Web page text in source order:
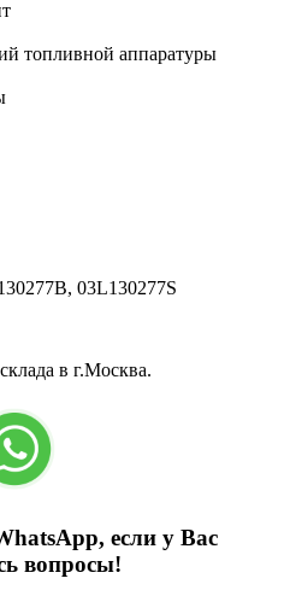
топливной аппаратуры
03L130277S
в г.Москва.
если у Вас
вопросы!